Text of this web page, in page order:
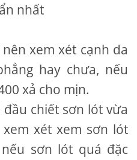
nhất
xem xét cạnh da
hay chưa, nếu
xả cho mịn.
chiết sơn lót vừa
xét xem sơn lót
sơn lót quá đặc